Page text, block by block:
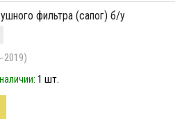
фильтра (сапог) б/у
2019)
1 шт.